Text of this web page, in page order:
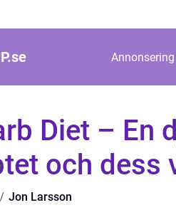
se Annonsering
Diet – En
och dess
Jon Larsson